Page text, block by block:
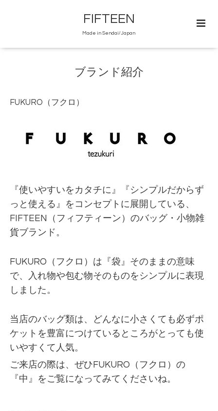
FIFTEEN
Made in Sendai/Japan
ブランド紹介
FUKURO（フクロ）
『使いやすいをカタチに』『シンプルだからず
っと使える』をコンセプトに展開している、
FIFTEEN（フィフティーン）のバッグ・小物雑
貨ブランド。
FUKURO（フクロ）は『袋』そのままの意味
で、入れ物や包む物そのものをシンプルに表現
しました。
当店のバッグ類は、どんなに小さくても必ずポ
ケットを豊富につけているところがとっても使
いやすくて人気。
ご来店の際は、ぜひFUKURO（フクロ）の
『中』をご覧になってみてくださいね。